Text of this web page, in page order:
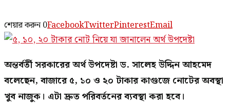
শেয়ার করুন 0FacebookTwitterPinterestEmail
অন্তর্বর্তী সরকারের অর্থ উপদেষ্টা ড. সালেহ উদ্দিন আহমেদ
বলেছেন, বাজারে ৫, ১০ ও ২০ টাকার কাগুজে নোটের অবস্থা
খুব নাজুক। এটা দ্রুত পরিবর্তনের ব্যবস্থা করা হবে।